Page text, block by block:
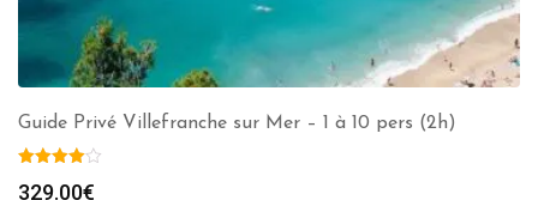
Guide Privé Villefranche sur Mer – 1 à 10 pers (2h)
329.00€